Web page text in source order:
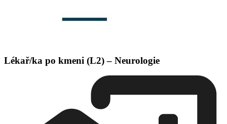
Lékař/ka po kmeni (L2) – Neurologie